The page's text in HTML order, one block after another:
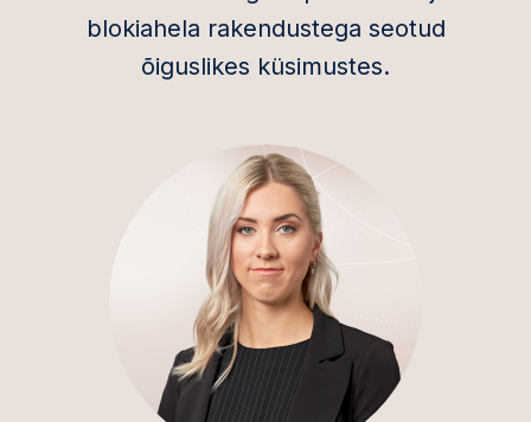
blokiahela rakendustega seotud
õiguslikes küsimustes.